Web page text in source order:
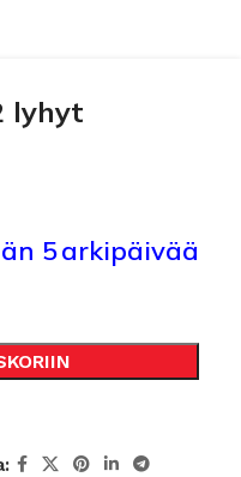
lyhyt
5 arkipäivää